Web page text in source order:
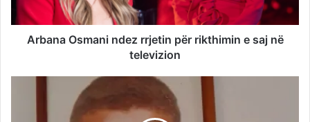
Arbana Osmani ndez rrjetin për rikthimin e saj në
televizion